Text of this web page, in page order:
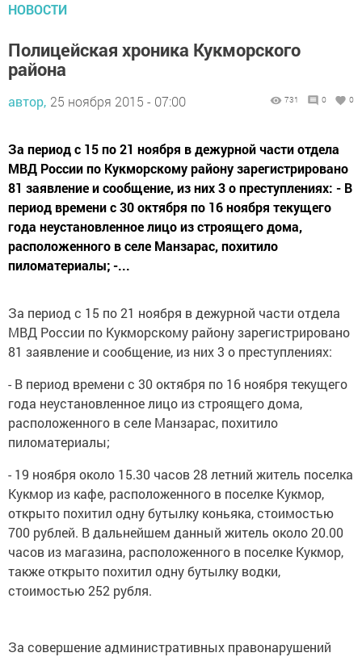
НОВОСТИ
Полицейская хроника Кукморского
района
автор, 25 ноября 2015 - 07:00 731 0 0
За период с 15 по 21 ноября в дежурной части отдела
МВД России по Кукморскому району зарегистрировано
81 заявление и сообщение, из них 3 о преступлениях: - В
период времени с 30 октября по 16 ноября текущего
года неустановленное лицо из строящего дома,
расположенного в селе Манзарас, похитило
пиломатериалы; -...
За период с 15 по 21 ноября в дежурной части отдела
МВД России по Кукморскому району зарегистрировано
81 заявление и сообщение, из них 3 о преступлениях:
- В период времени с 30 октября по 16 ноября текущего
года неустановленное лицо из строящего дома,
расположенного в селе Манзарас, похитило
пиломатериалы;
- 19 ноября около 15.30 часов 28 летний житель поселка
Кукмор из кафе, расположенного в поселке Кукмор,
открыто похитил одну бутылку коньяка, стоимостью
700 рублей. В дальнейшем данный житель около 20.00
часов из магазина, расположенного в поселке Кукмор,
также открыто похитил одну бутылку водки,
стоимостью 252 рубля.
За совершение административных правонарушений